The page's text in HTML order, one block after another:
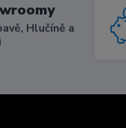
Hlučíně a